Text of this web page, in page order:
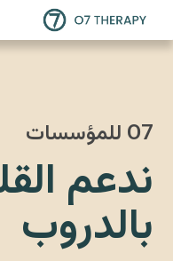
O7 للمؤسسات
ندعم
بالدروب